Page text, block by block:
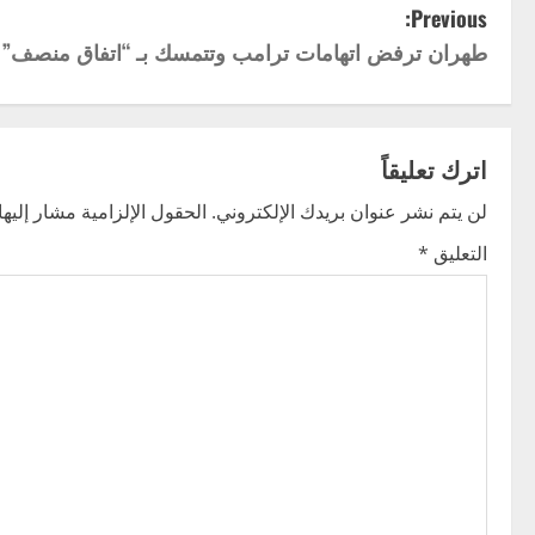
P
o
s
t
n
a
Previous:
طهران ترفض اتهامات ترامب وتتمسك بـ “اتفاق
اترك تعليقاً
لن يتم نشر عنوان بريدك الإلكتروني. الحقول الإلزامية مشار
التعليق *